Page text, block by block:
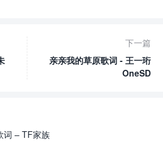
下一篇
亲亲我的草原歌词 - 王一珩
OneSD
词 – TF家族